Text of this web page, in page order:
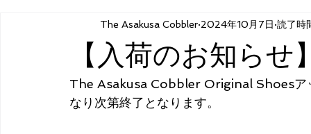
Your Community Blogging Tips
【入荷のお知らせ
The Asakusa Cobbler 2024年10月7日 読了時
The Asakusa Cobbler Original Shoesア
なり次第終了となります。